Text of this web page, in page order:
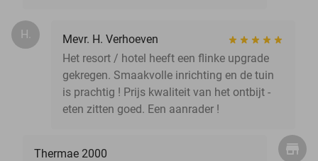
H.
Mevr. H. Verhoeven
Het resort / hotel heeft een flinke upgrade
gekregen. Smaakvolle inrichting en de tuin
is prachtig ! Prijs kwaliteit van het ontbijt -
eten zitten goed. Een aanrader !
Thermae 2000